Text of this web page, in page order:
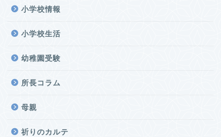
小学校情報
小学校生活
幼稚園受験
所長コラム
母親
祈りのカルテ